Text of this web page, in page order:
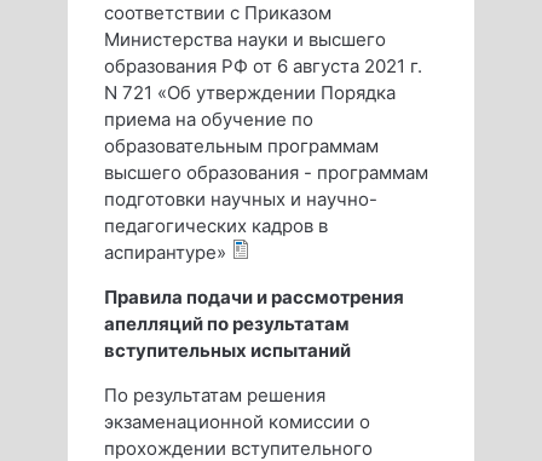
соответствии с Приказом
Министерства науки и высшего
образования РФ от 6 августа 2021 г.
N 721 «Об утверждении Порядка
приема на обучение по
образовательным программам
высшего образования - программам
подготовки научных и научно-
педагогических кадров в
аспирантуре»
Правила подачи и рассмотрения
апелляций по результатам
вступительных испытаний
По результатам решения
экзаменационной комиссии о
прохождении вступительного